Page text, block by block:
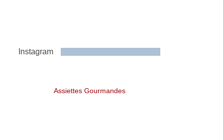
Instagram
Assiettes Gourmandes